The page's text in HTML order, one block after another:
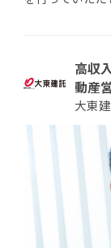
高収
動産
大東